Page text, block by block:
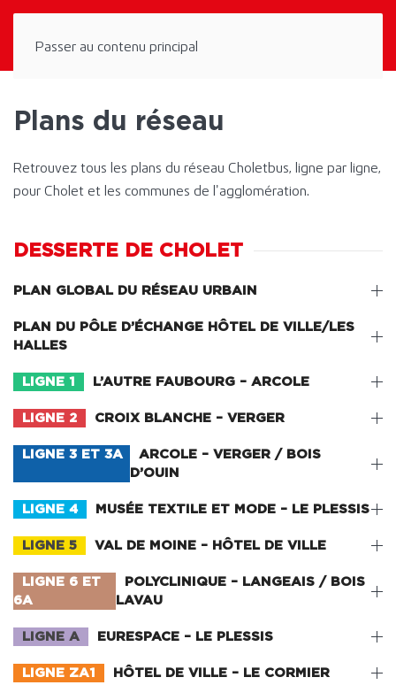
Passer au contenu principal
Plans du réseau
Retrouvez tous les plans du réseau Choletbus, ligne par ligne,
pour Cholet et les communes de l’agglomération.
DESSERTE DE CHOLET
PLAN GLOBAL DU RÉSEAU URBAIN
PLAN DU PÔLE D’ÉCHANGE HÔTEL DE VILLE/LES
HALLES
LIGNE 1 L’AUTRE FAUBOURG – ARCOLE
LIGNE 2 CROIX BLANCHE – VERGER
LIGNE 3 ET 3A
ARCOLE – VERGER / BOIS
D’OUIN
LIGNE 4 MUSÉE TEXTILE ET MODE – LE PLESSIS
LIGNE 5 VAL DE MOINE – HÔTEL DE VILLE
LIGNE 6 ET
6A
POLYCLINIQUE – LANGEAIS / BOIS
LAVAU
LIGNE A EURESPACE – LE PLESSIS
LIGNE ZA1 HÔTEL DE VILLE – LE CORMIER
Panneau de gestion des cookies